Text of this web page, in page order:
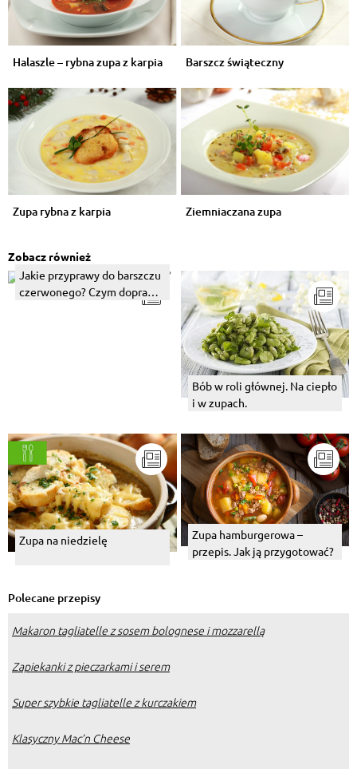
Halaszle – rybna zupa z karpia Barszcz świąteczny
Zupa rybna z karpia Ziemniaczana zupa
Zobacz również
Jakie przyprawy do barszczu
czerwonego? Czym doprawić
Bób w roli głównej. Na ciepło
i w zupach.
Zupa na niedzielę
Zupa hamburgerowa –
przepis. Jak ją przygotować?
Polecane przepisy
Makaron tagliatelle z sosem bolognese i mozzarellą
Zapiekanki z pieczarkami i serem
Super szybkie tagliatelle z kurczakiem
Klasyczny Mac’n Cheese